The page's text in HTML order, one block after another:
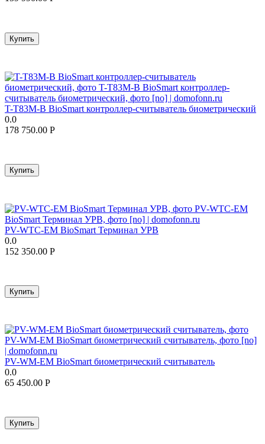
Купить
T-T83M-B BioSmart контроллер-считыватель биометрический
0.0
178 750.00 Р
Купить
PV-WTC-EM BioSmart Терминал УРВ
0.0
152 350.00 Р
Купить
PV-WM-EM BioSmart биометрический считыватель
0.0
65 450.00 Р
Купить